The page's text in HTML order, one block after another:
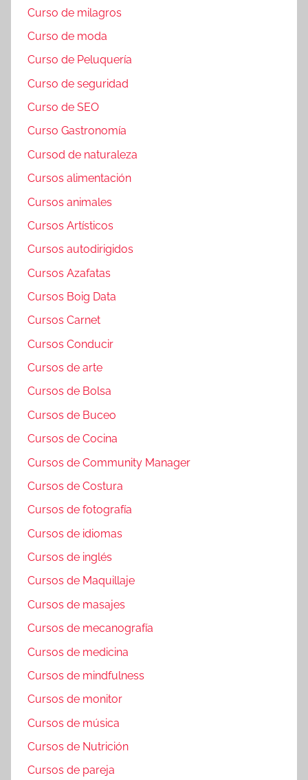
Curso de milagros
Curso de moda
Curso de Peluquería
Curso de seguridad
Curso de SEO
Curso Gastronomía
Cursod de naturaleza
Cursos alimentación
Cursos animales
Cursos Artísticos
Cursos autodirigidos
Cursos Azafatas
Cursos Boig Data
Cursos Carnet
Cursos Conducir
Cursos de arte
Cursos de Bolsa
Cursos de Buceo
Cursos de Cocina
Cursos de Community Manager
Cursos de Costura
Cursos de fotografía
Cursos de idiomas
Cursos de inglés
Cursos de Maquillaje
Cursos de masajes
Cursos de mecanografía
Cursos de medicina
Cursos de mindfulness
Cursos de monitor
Cursos de música
Cursos de Nutrición
Cursos de pareja